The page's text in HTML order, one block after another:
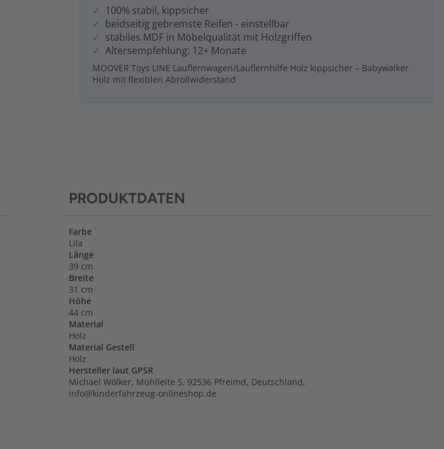
100% stabil, kippsicher
beidseitig gebremste Reifen - einstellbar
stabiles MDF in Möbelqualität mit Holzgriffen
Altersempfehlung: 12+ Monate
MOOVER Toys LINE Lauflernwagen/Lauflernhilfe Holz kippsicher – Babywalker
Holz mit flexiblen Abrollwiderstand
PRODUKTDATEN
Farbe
Lila
Länge
39 cm
Breite
31 cm
Höhe
44 cm
Material
Holz
Material Gestell
Holz
Hersteller laut GPSR
Michael Wölker, Mühlleite 5, 92536 Pfreimd, Deutschland,
info@kinderfahrzeug-onlineshop.de